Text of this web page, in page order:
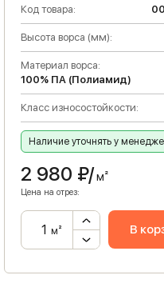
Код товара:
Высота ворса (мм):
Материал ворса:
100% ПА (Полиамид)
Класс износостойкости:
Наличие уточнять у
2 980 ₽/м²
Цена на отрез:
м² В